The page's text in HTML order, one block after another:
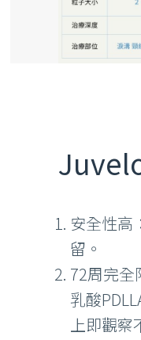
安全性高
留。
72周完全
乳酸
上即觀察